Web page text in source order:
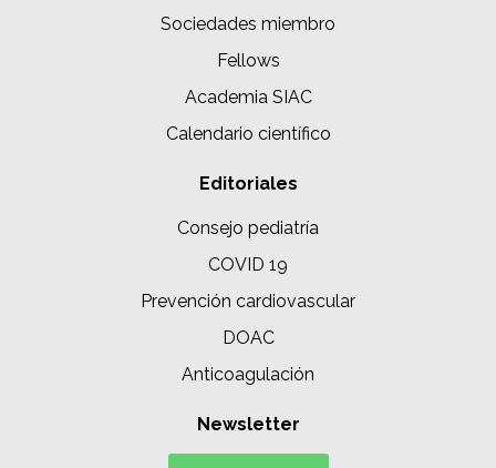
Sociedades miembro
Fellows
Academia SIAC
Calendario científico
Editoriales
Consejo pediatría
COVID 19
Prevención cardiovascular
DOAC
Anticoagulación
Newsletter